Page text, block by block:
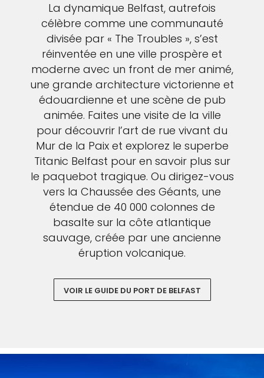
La dynamique Belfast, autrefois
célèbre comme une communauté
divisée par « The Troubles », s’est
réinventée en une ville prospère et
moderne avec un front de mer animé,
une grande architecture victorienne et
édouardienne et une scène de pub
animée. Faites une visite de la ville
pour découvrir l’art de rue vivant du
Mur de la Paix et explorez le superbe
Titanic Belfast pour en savoir plus sur
le paquebot tragique. Ou dirigez-vous
vers la Chaussée des Géants, une
étendue de 40 000 colonnes de
basalte sur la côte atlantique
sauvage, créée par une ancienne
éruption volcanique.
VOIR LE GUIDE DU PORT DE BELFAST